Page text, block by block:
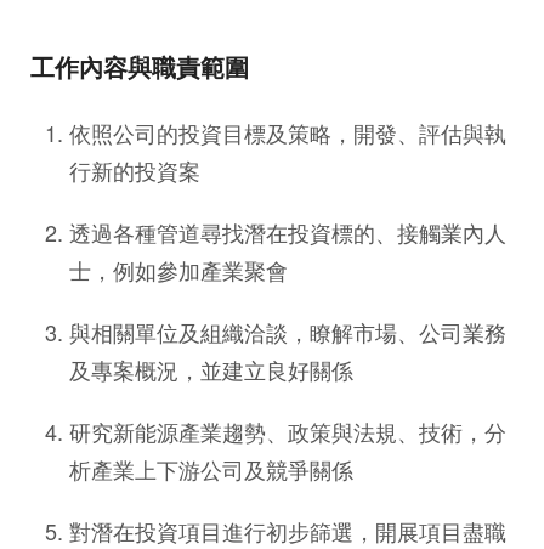
工作內容與職責範圍
依照公司的投資目標及策略，開發、評估與執
行新的投資案
透過各種管道尋找潛在投資標的、接觸業內人
士，例如參加產業聚會
與相關單位及組織洽談，瞭解市場、公司業務
及專案概況，並建立良好關係
研究新能源產業趨勢、政策與法規、技術，分
析產業上下游公司及競爭關係
對潛在投資項目進行初步篩選，開展項目盡職